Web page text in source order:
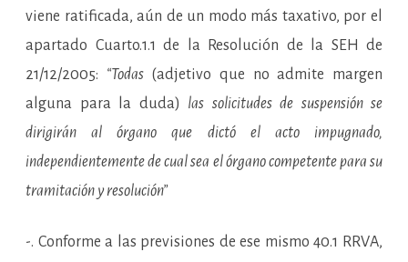
viene ratificada, aún de un modo más taxativo, por el
apartado Cuarto.1.1 de la Resolución de la SEH de
21/12/2005: “Todas (adjetivo que no admite margen
alguna para la duda) las solicitudes de suspensión se
dirigirán al órgano que dictó el acto impugnado,
independientemente de cual sea el órgano competente para su
tramitación y resolución”
-. Conforme a las previsiones de ese mismo 40.1 RRVA,